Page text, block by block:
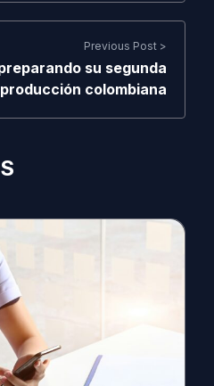
Previous Post >
su segunda
producción colombiana